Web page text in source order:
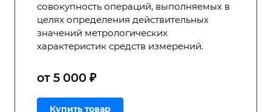
совокупность операций, выполняемых в
целях определения действительных
значений метрологических
характеристик средств измерений.
от 5 000 ₽
Купить товар